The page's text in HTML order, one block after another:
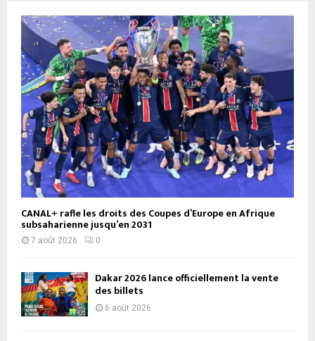
CANAL+ rafle les droits des Coupes d’Europe en Afrique
subsaharienne jusqu’en 2031
7 août 2026 0
Dakar 2026 lance officiellement la vente
des billets
6 août 2026